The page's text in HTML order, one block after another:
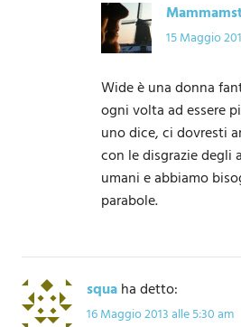
15 Maggio
Wide è una donna
ogni volta ad essere
uno dice, ci dovresti
con le disgrazie degli
umani e abbiamo
parabole.
squaha detto:
16 Maggio 2013 alle 5:30 am